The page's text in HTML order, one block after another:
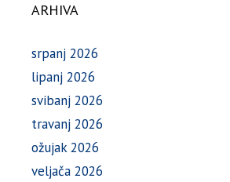
ARHIVA
srpanj 2026
lipanj 2026
svibanj 2026
travanj 2026
ožujak 2026
veljača 2026